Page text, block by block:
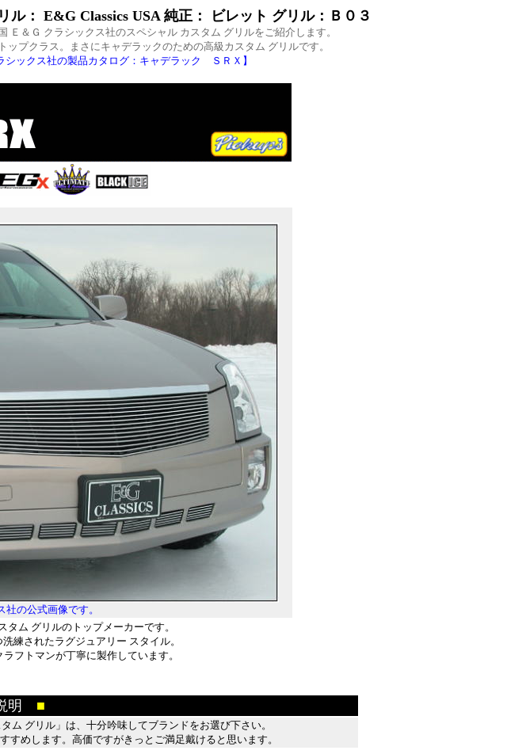
： E&G Classics USA 純正： ビレット グリル：Ｂ０３
＆Ｇ クラシックス社のスペシャル カスタム グリルをご紹介します。
プクラス。まさにキャデラックのための高級カスタム グリルです。
ックス社の製品カタログ：キャデラック ＳＲＸ】
の公式画像です。
ム グリルのトップメーカーです。
練されたラグジュアリー スタイル。
フトマンが丁寧に製作しています。
明 ■
ム グリル」は、十分吟味してブランドをお選び下さい。
めします。高価ですがきっとご満足戴けると思います。